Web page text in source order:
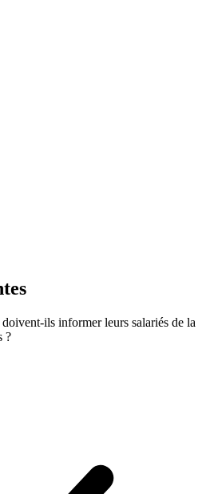
ils informer leurs salariés de la
?